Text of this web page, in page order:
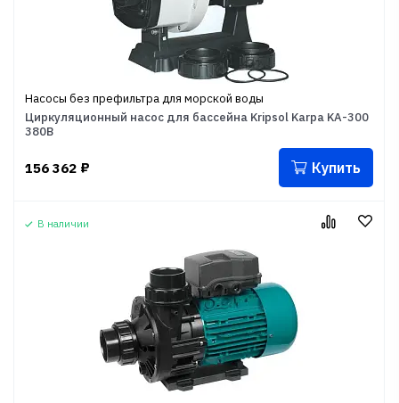
Насосы без префильтра для морской воды
Циркуляционный насос для бассейна Kripsol Karpa KA-300
380В
156 362 ₽ Купить
В наличии